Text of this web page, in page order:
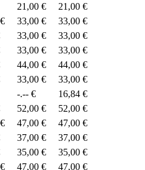
21,00 €
21,00 €
33,00 €
33,00 €
33,00 €
33,00 €
33,00 €
33,00 €
44,00 €
44,00 €
33,00 €
33,00 €
-.-- €
16,84 €
52,00 €
52,00 €
47,00 €
47,00 €
37,00 €
37,00 €
35,00 €
35,00 €
47,00 €
47,00 €